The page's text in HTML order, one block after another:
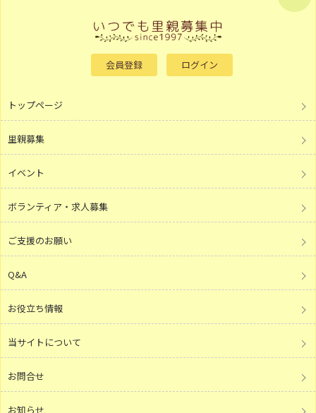
会員登録 ログイン
トップページ
里親募集
イベント
ボランティア・求人募集
ご支援のお願い
Q&A
お役立ち情報
当サイトについて
お問合せ
お知らせ